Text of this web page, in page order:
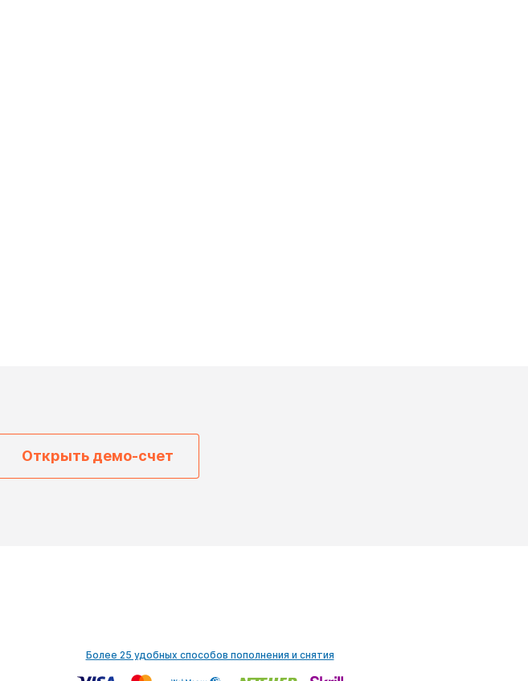
Открыть демо-счет
Более 25 удобных способов пополнения и снятия